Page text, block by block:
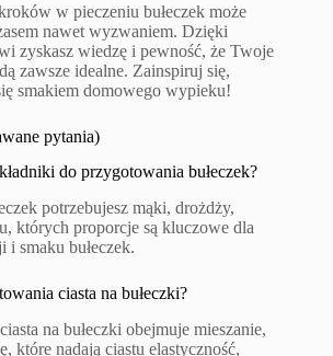
w pieczeniu bułeczek może
nawet wyzwaniem. Dzięki
zyskasz wiedzę i pewność, że Twoje
zawsze idealne. Zainspiruj się,
smakiem domowego wypieku!
pytania)
do przygotowania bułeczek?
potrzebujesz mąki, drożdży,
których proporcje są kluczowe dla
i smaku bułeczek.
ciasta na bułeczki?
na bułeczki obejmuje mieszanie,
które nadają ciastu elastyczność,